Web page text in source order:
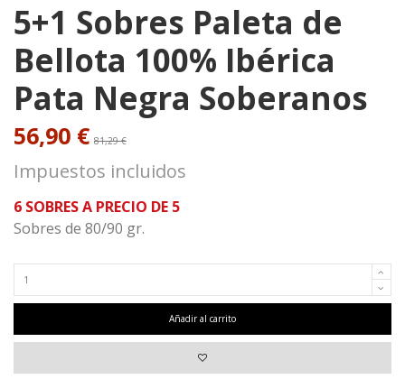
5+1 Sobres Paleta de
Bellota 100% Ibérica
Pata Negra Soberanos
56,90 € 81,29 €
Impuestos incluidos
6 SOBRES A PRECIO DE 5
Sobres de 80/90 gr.
Añadir al carrito